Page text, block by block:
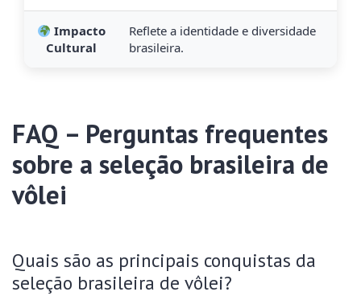
Impacto
Cultural
Reflete a identidade e diversidade
brasileira.
FAQ – Perguntas frequentes
sobre a seleção brasileira de
vôlei
Quais são as principais conquistas da
seleção brasileira de vôlei?